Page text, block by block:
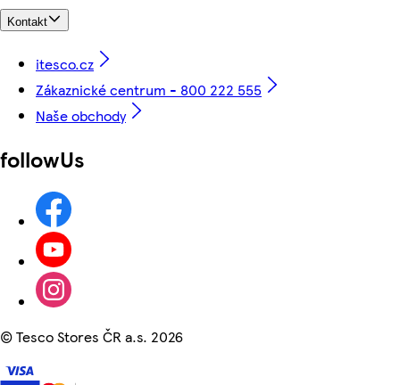
Kontakt
itesco.cz
Zákaznické centrum - 800 222 555
Naše obchody
followUs
©Tesco Stores ČR a.s. 2026